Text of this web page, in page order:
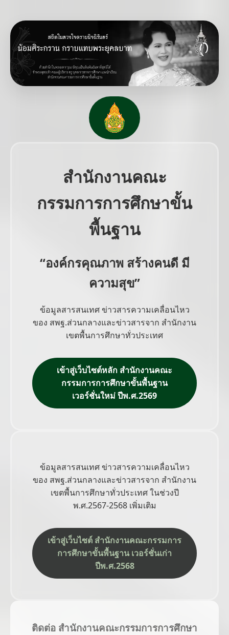
สำนักงานคณะ
กรรมการการศึกษาขั้น
พื้นฐาน
“องค์กรคุณภาพ สร้างคนดี มี
ความสุข”
ข้อมูลสารสนเทศ ข่าวสารความเคลื่อนไหว
ของ สพฐ.ส่วนกลางและข่าวสารจาก สำนักงาน
เขตพื้นการศึกษาทั่วประเทศ
เข้าสู่เว็บไซต์หลัก สำนักงานคณะ
กรรมการการศึกษาขั้นพื้นฐาน
เวอร์ชั่นใหม่ ปีพ.ศ.2569
ข้อมูลสารสนเทศ ข่าวสารความเคลื่อนไหว
ของ สพฐ.ส่วนกลางและข่าวสารจาก สำนักงาน
เขตพื้นการศึกษาทั่วประเทศ ในช่วงปี
พ.ศ.2567-2568 เพิ่มเติม
เข้าสู่เว็บไซต์ สำนักงานคณะกรรมการ
การศึกษาขั้นพื้นฐาน เวอร์ชั่นเก่า
ปีพ.ศ.2568
ติดต่อ สำนักงานคณะกรรมการการศึกษา